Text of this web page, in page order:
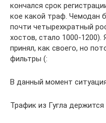
кончался срок
кое какой траф. Чемодан
почти четырехкратный
хостов, стало 1000-1200).
принял, как своего, но
фильтры (:
В данный момент
Трафик из Гугла держится